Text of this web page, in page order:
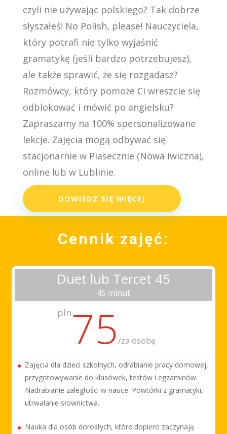
czyli nie używając polskiego? Tak dobrze
słyszałeś! No Polish, please! Nauczyciela,
który potrafi nie tylko wyjaśnić
gramatykę (jeśli bardzo potrzebujesz),
ale także sprawić, że się rozgadasz?
Rozmówcy, który pomoże Ci wreszcie się
odblokować i mówić po angielsku?
Zapraszamy na 100% spersonalizowane
lekcje. Zajęcia mogą odbywać się
stacjonarnie w Piasecznie (Nowa Iwiczna),
online lub w Lublinie.
DOWIEDZ SIĘ WIĘCEJ
Cennik zajęć:
Duet lub Tercet 45
45 minut
pln 75 /za osobę
Zajęcia dla dzieci szkolnych, odrabianie pracy domowej,
przygotowywanie do klasówek, testów i egzaminów.
Nadrabianie zaległości w nauce. Powtórki z gramatyki,
utrwalanie słownictwa.
Nauka dla osób dorosłych, które dopiero zaczynają